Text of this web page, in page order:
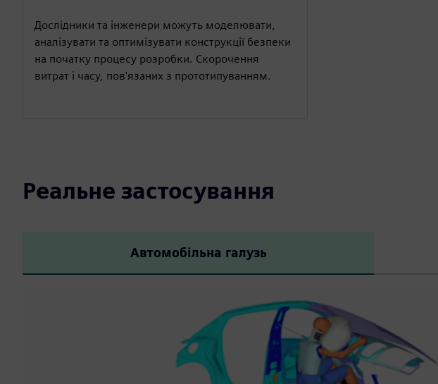
Дослідники та інженери можуть моделювати,
аналізувати та оптимізувати конструкції безпеки
на початку процесу розробки. Скорочення
витрат і часу, пов'язаних з прототипуванням.
Реальне застосування
Автомобільна галузь